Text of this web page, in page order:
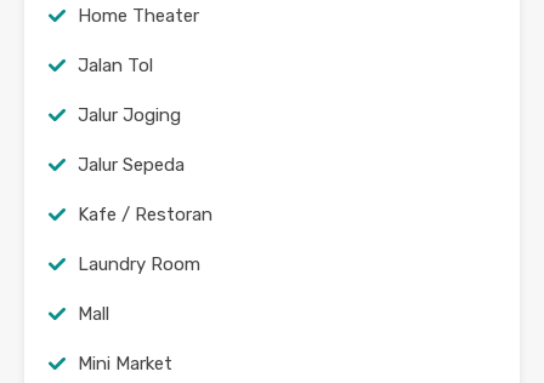
Home Theater
Jalan Tol
Jalur Joging
Jalur Sepeda
Kafe / Restoran
Laundry Room
Mall
Mini Market